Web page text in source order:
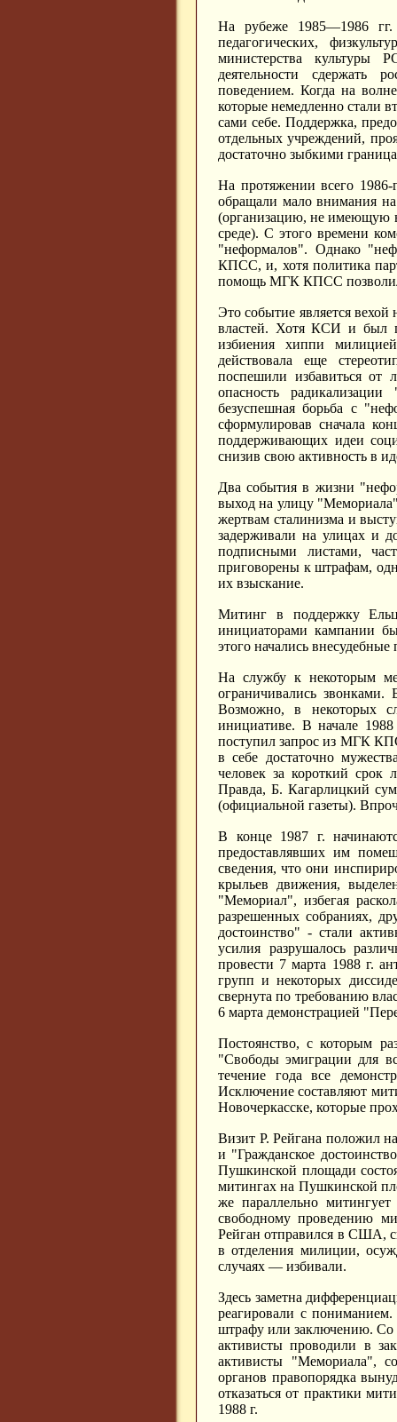
На рубеже 1985—1986 гг.
педагогических,
министерства культуры
деятельности сдержать
поведением. Когда на
которые немедленно стали
сами себе. Поддержка,
отдельных учреждений,
достаточно зыбкими
На протяжении всего
обращали мало внимания
(организацию, не имеющую
среде). С этого времени
"неформалов". Однако
КПСС, и, хотя политика
помощь МГК КПСС
Это событие является
властей. Хотя КСИ и был
избиения хиппи
действовала еще
поспешили избавиться от
опасность
безуспешная борьба с
сформулировав сначала
поддерживающих идеи
снизив свою активность в
Два события в жизни
выход на улицу
жертвам сталинизма и
задерживали на улицах и
подписными листами,
приговорены к штрафам,
их взыскание.
Митинг в поддержку
инициаторами кампании
этого начались внесудебные
На службу к некоторым
ограничивались
Возможно, в некоторых
инициативе. В начале
поступил запрос из МГК
в себе достаточно
человек за короткий
Правда, Б. Кагарлицкий
(официальной газеты).
В конце 1987 г.
предоставлявших им
сведения, что они
крыльев движения,
"Мемориал", избегая
разрешенных собраниях,
достоинство" - стали
усилия разрушалось
провести 7 марта 1988 г.
групп и некоторых
свернута по требованию
6 марта демонстрацией
Постоянство, с которым
"Свободы эмиграции для
течение года все
Исключение составляют
Новочеркасске, которые
Визит Р. Рейгана положил
и "Гражданское
Пушкинской площади
митингах на Пушкинской
же параллельно
свободному проведению
Рейган отправился в США,
в отделения милиции,
случаях — избивали.
Здесь заметна
реагировали с
штрафу или заключению. Со
активисты проводили в
активисты "Мемориала",
органов правопорядка
отказаться от практики
1988 г.